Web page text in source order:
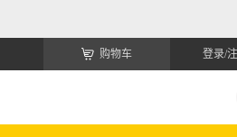
购物车 登录/